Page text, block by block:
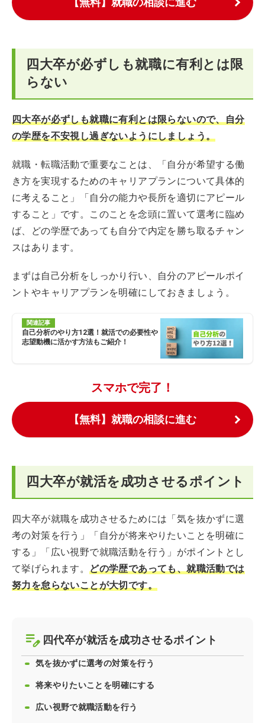
四大卒が必ずしも就職に有利とは限
らない
四大卒が必ずしも就職に有利とは限らないので、自分
の学歴を不安視し過ぎないようにしましょう。
就職・転職活動で重要なことは、「自分が希望する働
き方を実現するためのキャリアプランについて具体的
に考えること」「自分の能力や長所を適切にアピール
すること」です。このことを念頭に置いて選考に臨め
ば、どの学歴であっても自分で内定を勝ち取るチャン
スはあります。
まずは自己分析をしっかり行い、自分のアピールポイ
ントやキャリアプランを明確にしておきましょう。
関連記事
自己分析のやり方12選！就活での必要性や
志望動機に活かす方法もご紹介！
スマホで完了！
【無料】就職の相談に進む
四大卒が就活を成功させるポイント
四大卒が就職を成功させるためには「気を抜かずに選
考の対策を行う」「自分が将来やりたいことを明確に
する」「広い視野で就職活動を行う」がポイントとし
て挙げられます。どの学歴であっても、就職活動では
努力を怠らないことが大切です。
四代卒が就活を成功させるポイント
気を抜かずに選考の対策を行う
将来やりたいことを明確にする
広い視野で就職活動を行う